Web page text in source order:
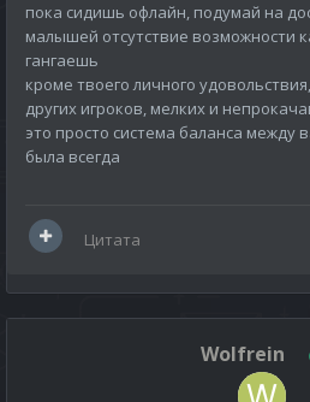
пока сидишь офлайн, подумай на
малышей отсутствие возможности
гангаешь
кроме твоего личного
других игроков, мелких и
это просто система баланса между
была всегда
Цитата
Wolfrein